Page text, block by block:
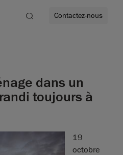
Contactez-nous
dans un
toujours à
19
octobre